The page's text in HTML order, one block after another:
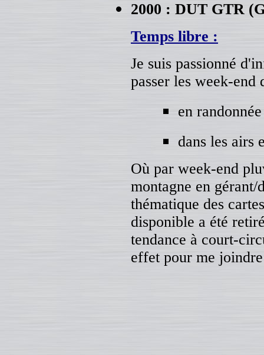
2000 : DUT GTR
Temps libre :
Je suis passionné
passer les week-end
en randonnée
dans les airs
Où par week-end
montagne en gérant/
thématique des
disponible a été
tendance à court-
effet pour me